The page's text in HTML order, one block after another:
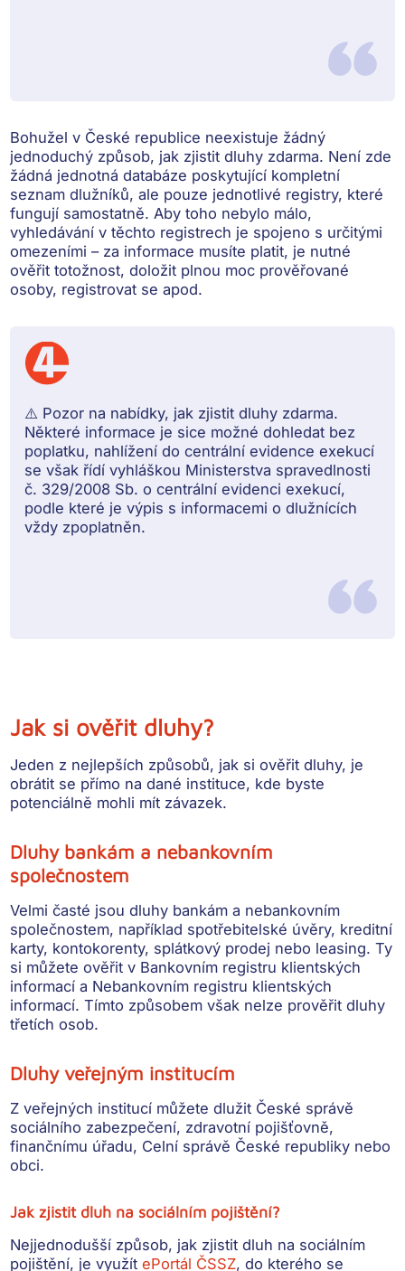
Bohužel v České republice neexistuje žádný
jednoduchý způsob, jak zjistit dluhy zdarma. Není zde
žádná jednotná databáze poskytující kompletní
seznam dlužníků, ale pouze jednotlivé registry, které
fungují samostatně. Aby toho nebylo málo,
vyhledávání v těchto registrech je spojeno s určitými
omezeními – za informace musíte platit, je nutné
ověřit totožnost, doložit plnou moc prověřované
osoby, registrovat se apod.
⚠️ Pozor na nabídky, jak zjistit dluhy zdarma.
Některé informace je sice možné dohledat bez
poplatku, nahlížení do centrální evidence exekucí
se však řídí vyhláškou Ministerstva spravedlnosti
č. 329/2008 Sb. o centrální evidenci exekucí,
podle které je výpis s informacemi o dlužnících
vždy zpoplatněn.
Jak si ověřit dluhy?
Jeden z nejlepších způsobů, jak si ověřit dluhy, je
obrátit se přímo na dané instituce, kde byste
potenciálně mohli mít závazek.
Dluhy bankám a nebankovním
společnostem
Velmi časté jsoudluhy bankám a nebankovním
společnostem, například spotřebitelské úvěry, kreditní
karty, kontokorenty, splátkový prodej nebo leasing. Ty
si můžete ověřit v Bankovním registru klientských
informací a Nebankovním registru klientských
informací. Tímto způsobem však nelze prověřit dluhy
třetích osob.
Dluhy veřejným institucím
Z veřejných institucí můžete dlužit České správě
sociálního zabezpečení, zdravotní pojišťovně,
finančnímu úřadu, Celní správě České republiky nebo
obci.
Jak zjistit dluh na sociálním pojištění?
Nejjednodušší způsob, jak zjistit dluh na sociálním
pojištění, je využítePortál ČSSZ, do kterého se